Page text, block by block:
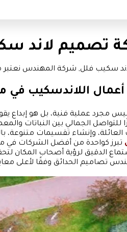
تصميم لاند
سكيب فلل, شركة المهندس نعتبر
أعمال اللاندسكيب في
مجرد عملية فنية، بل هو إبداع
للتواصل الجمالي بين النباتات
وإنشاء تقسيمات متنوعة،
تبرز كواحدة من أفضل الشركات في
الدقيق لرؤية أصحاب المكان
تصاميم الحدائق وفقًا لأعلى